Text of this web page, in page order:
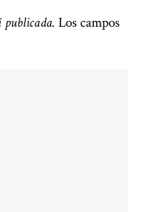
publicada. Los campos